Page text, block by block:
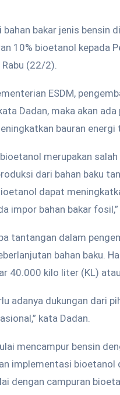
bahan bakar jenis
10% bioetanol kepada
(22/2).
ESDM,
Dadan, maka akan
bauran energi
merupakan
dari bahan baku
dapat
impor bahan bakar fosil,”
tantangan dalam
bahan baku.
40.000 kilo liter (KL)
adanya dukungan dari
kata Dadan.
mencampur bensin
implementasi bioetanol
dengan campuran